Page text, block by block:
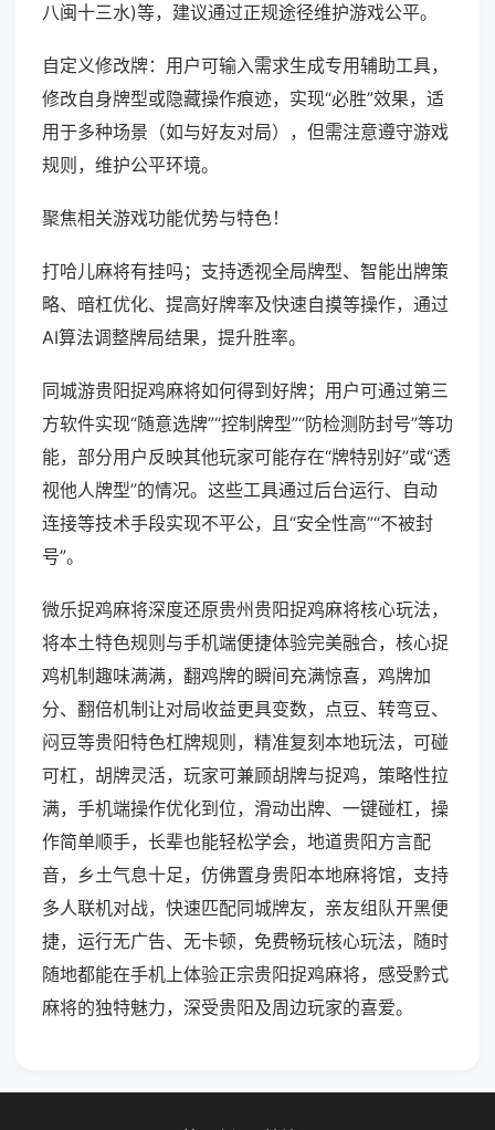
八闽十三水)等，建议通过正规途径维护游戏公平。
自定义修改牌：用户可输入需求生成专用辅助工具，
修改自身牌型或隐藏操作痕迹，实现“必胜”效果，适
用于多种场景（如与好友对局），但需注意遵守游戏
规则，维护公平环境。
聚焦相关游戏功能优势与特色！
打哈儿麻将有挂吗；支持透视全局牌型、智能出牌策
略、暗杠优化、提高好牌率及快速自摸等操作，通过
AI算法调整牌局结果，提升胜率。
同城游贵阳捉鸡麻将如何得到好牌；用户可通过第三
方软件实现“随意选牌”“控制牌型”“防检测防封号”等功
能，部分用户反映其他玩家可能存在“牌特别好”或“透
视他人牌型”的情况。这些工具通过后台运行、自动
连接等技术手段实现不平公，且“安全性高”“不被封
号”。
微乐捉鸡麻将深度还原贵州贵阳捉鸡麻将核心玩法，
将本土特色规则与手机端便捷体验完美融合，核心捉
鸡机制趣味满满，翻鸡牌的瞬间充满惊喜，鸡牌加
分、翻倍机制让对局收益更具变数，点豆、转弯豆、
闷豆等贵阳特色杠牌规则，精准复刻本地玩法，可碰
可杠，胡牌灵活，玩家可兼顾胡牌与捉鸡，策略性拉
满，手机端操作优化到位，滑动出牌、一键碰杠，操
作简单顺手，长辈也能轻松学会，地道贵阳方言配
音，乡土气息十足，仿佛置身贵阳本地麻将馆，支持
多人联机对战，快速匹配同城牌友，亲友组队开黑便
捷，运行无广告、无卡顿，免费畅玩核心玩法，随时
随地都能在手机上体验正宗贵阳捉鸡麻将，感受黔式
麻将的独特魅力，深受贵阳及周边玩家的喜爱。